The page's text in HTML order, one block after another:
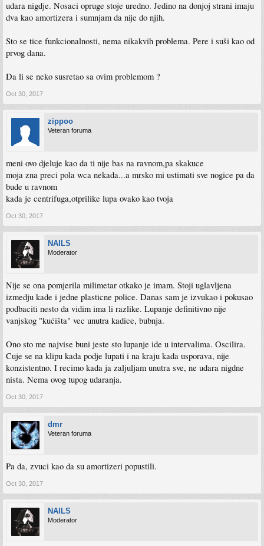
udara nigdje. Nosaci opruge stoje uredno. Jedino na donjoj strani imaju
dva kao amortizera i sumnjam da nije do njih.
Sto se tice funkcionalnosti, nema nikakvih problema. Pere i suši kao od
prvog dana.
Da li se neko susretao sa ovim problemom ?
Oct 30, 2017
zippoo
Veteran foruma
meni ovo djeluje kao da ti nije bas na ravnom,pa skakuce
moja zna preci pola wca nekada...a mrsko mi ustimati sve nogice pa da
bude u ravnom
kada je centrifuga,otprilike lupa ovako kao tvoja
Oct 30, 2017
NAILS
Moderator
Nije se ona pomjerila milimetar otkako je imam. Stoji uglavljena
izmedju kade i jedne plasticne police. Danas sam je izvukao i pokusao
podbaciti nesto da vidim ima li razlike. Lupanje definitivno nije
vanjskog "kućišta" vec unutra kadice, bubnja.
Ono sto me najvise buni jeste sto lupanje ide u intervalima. Oscilira.
Cuje se na klipu kada podje lupati i na kraju kada usporava, nije
konzistentno. I recimo kada ja zaljuljam unutra sve, ne udara nigdne
nista. Nema ovog tupog udaranja.
Oct 30, 2017
dmr
Veteran foruma
Pa da, zvuci kao da su amortizeri popustili.
Oct 30, 2017
NAILS
Moderator